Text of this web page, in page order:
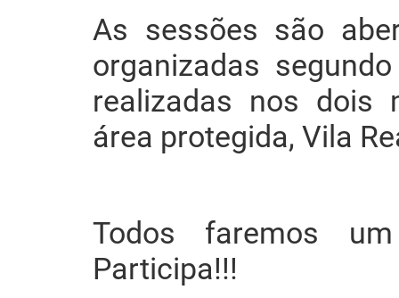
As sessões são
organizadas
realizadas nos dois
área protegida, Vila
Todos faremos
Participa!!!